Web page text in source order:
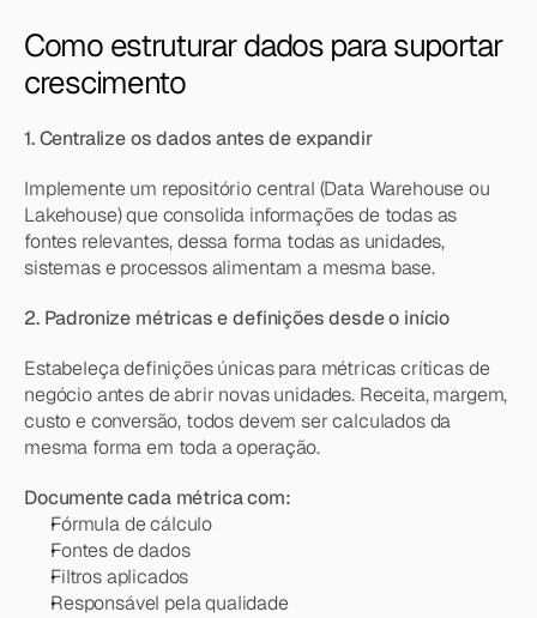
Como estruturar dados para suportar
crescimento
1. Centralize os dados antes de expandir
Implemente um repositório central (Data Warehouse ou
Lakehouse) que consolida informações de todas as
fontes relevantes, dessa forma todas as unidades,
sistemas e processos alimentam a mesma base.
2. Padronize métricas e definições desde o início
Estabeleça definições únicas para métricas críticas de
negócio antes de abrir novas unidades. Receita, margem,
custo e conversão, todos devem ser calculados da
mesma forma em toda a operação.
Documente cada métrica com:
Fórmula de cálculo
Fontes de dados
Filtros aplicados
Responsável pela qualidade